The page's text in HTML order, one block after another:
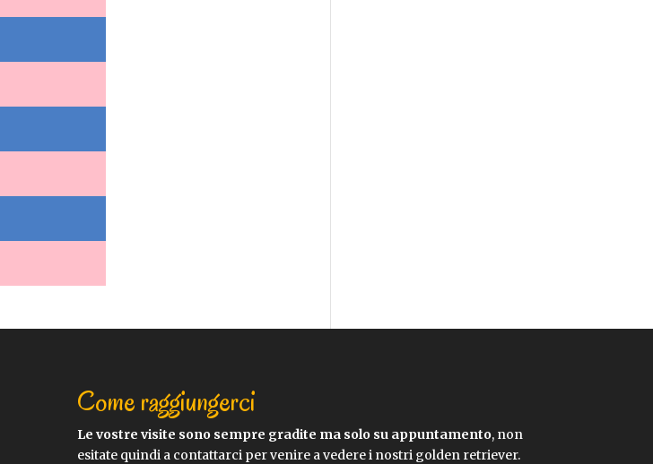
Come raggiungerci
Le vostre visite sono sempre gradite ma solo su appuntamento, non
esitate quindi a contattarci per venire a vedere i nostri golden retriever.